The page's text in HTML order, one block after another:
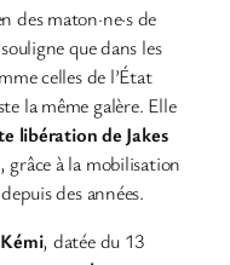
des maton·ne·s de
que dans les
celles de l’État
la même galère. Elle
libération de Jakes
, grâce à la mobilisation
des années.
, datée du 13